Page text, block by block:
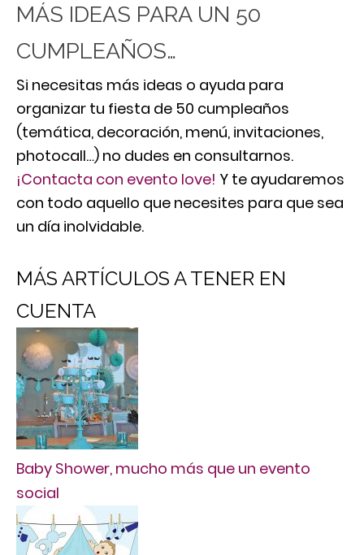
MÁS IDEAS PARA UN 50
CUMPLEAÑOS…
Si necesitas más ideas o ayuda para
organizar tu fiesta de 50 cumpleaños
(temática, decoración, menú, invitaciones,
photocall…) no dudes en consultarnos.
¡Contacta con evento love! Y te ayudaremos
con todo aquello que necesites para que sea
un día inolvidable.
MÁS ARTÍCULOS A TENER EN
CUENTA
Baby Shower, mucho más que un evento
social